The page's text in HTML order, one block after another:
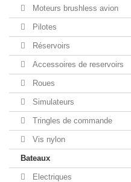
Moteurs brushless avion
Pilotes
Réservoirs
Accessoires de reservoirs
Roues
Simulateurs
Tringles de commande
Vis nylon
Bateaux
Electriques